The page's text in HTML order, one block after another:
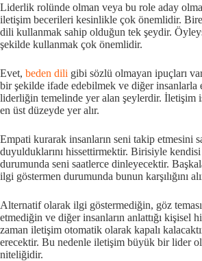
Liderlik rolünde olman veya bu role aday
iletişim becerileri kesinlikle çok önemlidir.
dili kullanmak sahip olduğun tek şeydir.
şekilde kullanmak çok önemlidir.
Evet, beden dili gibi sözlü olmayan ipuçları
bir şekilde ifade edebilmek ve diğer
liderliğin temelinde yer alan şeylerdir. İletişim
en üst düzeyde yer alır.
Empati kurarak insanların seni takip etmesini
duyulduklarını hissettirmektir. Birisiyle
durumunda seni saatlerce dinleyecektir.
ilgi göstermen durumunda bunun karşılığını
Alternatif olarak ilgi göstermediğin, göz
etmediğin ve diğer insanların anlattığı kişisel
zaman iletişim otomatik olarak kapalı
erecektir. Bu nedenle iletişim büyük bir lider
niteliğidir.